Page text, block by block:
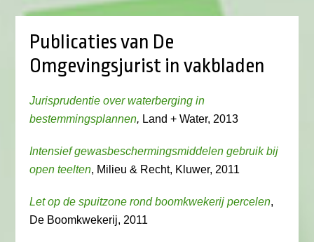
Publicaties van De
Omgevingsjurist in vakbladen
Jurisprudentie over waterberging in
bestemmingsplannen, Land + Water, 2013
Intensief gewasbeschermingsmiddelen gebruik bij
open teelten, Milieu & Recht, Kluwer, 2011
Let op de spuitzone rond boomkwekerij percelen,
De Boomkwekerij, 2011